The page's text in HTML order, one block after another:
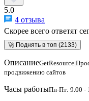
5.0
4 отзыва
Скорее всего ответят
🚀 Поднять в топ (2133)
Описание
продвижению сайтов
Часы работыПн-Пт: 9.00 -